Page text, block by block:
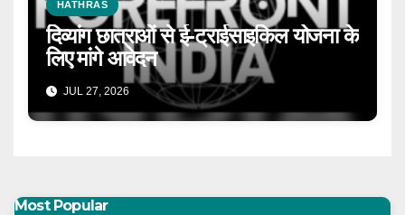
HATHRAS
दिव्यांग छात्राओं से ई-ट्राईसाइकिल योजना के
लिए मांगे आवेदन
JUL 27, 2026
Most Popular